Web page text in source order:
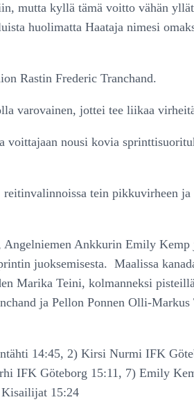
mutta kyllä tämä voitto vähän
huolimatta Haataja nimesi
Rastin Frederic Tranchand.
varovainen, jottei tee liikaa
voittajaan nousi kovia
tein pikkuvirheen
Ankkurin Emily
juoksemisesta. Maalissa
Marika Teini, kolmanneksi
ja Pellon Ponnen Olli-Markus
14:45, 2) Kirsi Nurmi IFK
IFK Göteborg 15:11, 7) Emily
15:24